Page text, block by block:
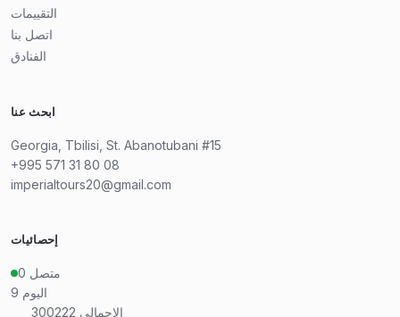
التقييمات
اتصل بنا
الفنادق
ابحث عنا
Georgia, Tbilisi, St. Abanotubani #15
+995 571 31 80 08
imperialtours20@gmail.com
إحصائيات
0 متصل
9 اليوم
300222 الإجمالي